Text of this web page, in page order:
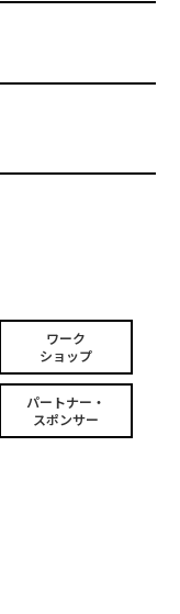
ワーク
ショップ
パートナー・
スポンサー